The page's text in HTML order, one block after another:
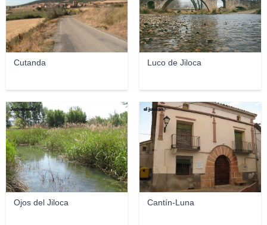
Cutanda Luco de Jiloca
Ojos del Jiloca
Jezhotwells
Cantín-Luna
el juanan